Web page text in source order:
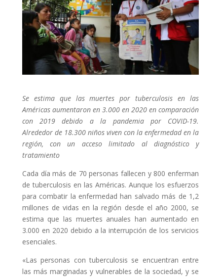
Se estima que las muertes por tuberculosis en las
Américas aumentaron en 3.000 en 2020 en comparación
con 2019 debido a la pandemia por COVID-19.
Alrededor de 18.300 niños viven con la enfermedad en la
región, con un acceso limitado al diagnóstico y
tratamiento
Cada día más de 70 personas fallecen y 800 enferman
de tuberculosis en las Américas. Aunque los esfuerzos
para combatir la enfermedad han salvado más de 1,2
millones de vidas en la región desde el año 2000, se
estima que las muertes anuales han aumentado en
3.000 en 2020 debido a la interrupción de los servicios
esenciales.
«Las personas con tuberculosis se encuentran entre
las más marginadas y vulnerables de la sociedad, y se